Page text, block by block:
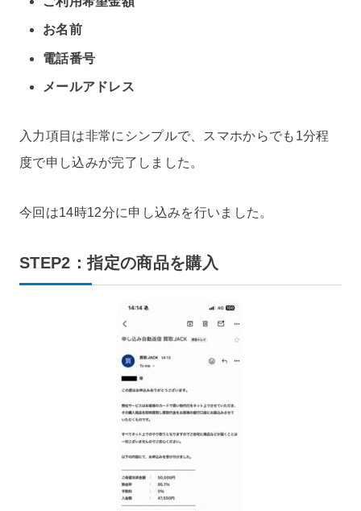
お名前
電話番号
メールアドレス
入力項目は非常にシンプルで、スマホからでも1分程
度で申し込みが完了しました。
今回は14時12分に申し込みを行いました。
STEP2：指定の商品を購入